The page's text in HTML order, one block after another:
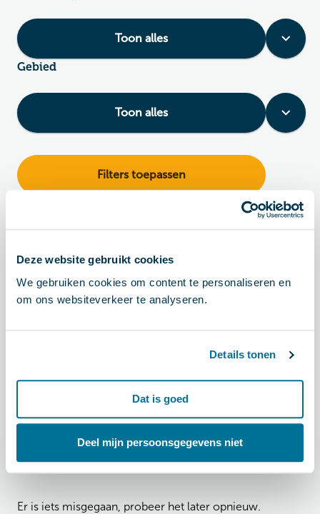
Deze website gebruikt cookies
We gebruiken cookies om content te personaliseren en
om ons websiteverkeer te analyseren.
Details tonen
Dat is goed
Deel mijn persoonsgegevens niet
Toon alles
Gebied
Toon alles
Filters toepassen
Er is iets misgegaan, probeer het later opnieuw.
Er is iets misgegaan, probeer het later opnieuw.
Documenten (62)
Er is iets misgegaan, probeer het later opnieuw.